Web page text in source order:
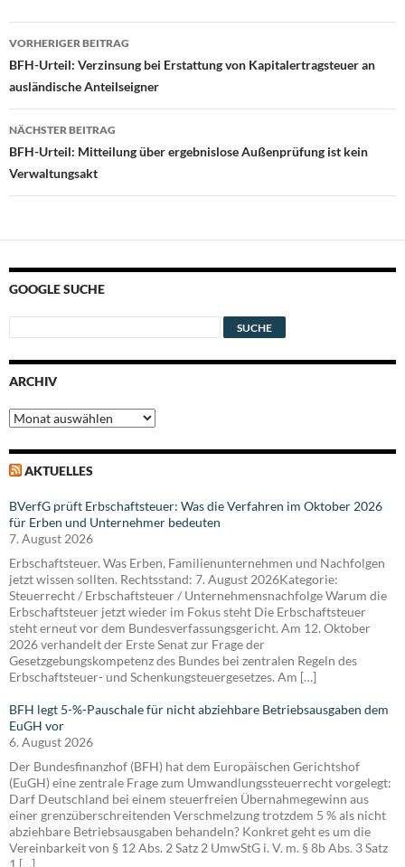
Beitragsnavigation
VORHERIGER BEITRAG
BFH-Urteil: Verzinsung bei Erstattung von Kapitalertragsteuer an
ausländische Anteilseigner
NÄCHSTER BEITRAG
BFH-Urteil: Mitteilung über ergebnislose Außenprüfung ist kein
Verwaltungsakt
GOOGLE SUCHE
ARCHIV
Archiv
AKTUELLES
BVerfG prüft Erbschaftsteuer: Was die Verfahren im Oktober 2026
für Erben und Unternehmer bedeuten
7. August 2026
Erbschaftsteuer. Was Erben, Familienunternehmen und Nachfolgen
jetzt wissen sollten. Rechtsstand: 7. August 2026Kategorie:
Steuerrecht / Erbschaftsteuer / Unternehmensnachfolge Warum die
Erbschaftsteuer jetzt wieder im Fokus steht Die Erbschaftsteuer
steht erneut vor dem Bundesverfassungsgericht. Am 12. Oktober
2026 verhandelt der Erste Senat zur Frage der
Gesetzgebungskompetenz des Bundes bei zentralen Regeln des
Erbschaftsteuer- und Schenkungsteuergesetzes. Am […]
BFH legt 5-%-Pauschale für nicht abziehbare Betriebsausgaben dem
EuGH vor
6. August 2026
Der Bundesfinanzhof (BFH) hat dem Europäischen Gerichtshof
(EuGH) eine zentrale Frage zum Umwandlungssteuerrecht vorgelegt:
Darf Deutschland bei einem steuerfreien Übernahmegewinn aus
einer grenzüberschreitenden Verschmelzung trotzdem 5 % als nicht
abziehbare Betriebsausgaben behandeln? Konkret geht es um die
Vereinbarkeit von § 12 Abs. 2 Satz 2 UmwStG i. V. m. § 8b Abs. 3 Satz
1 […]